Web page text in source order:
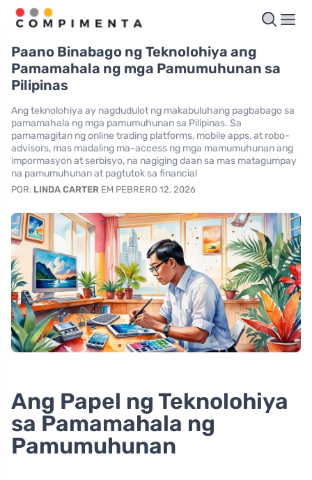
Paano Binabago ng Teknolohiya ang
Pamamahala ng mga Pamumuhunan sa
Pilipinas
Ang teknolohiya ay nagdudulot ng makabuluhang pagbabago sa
pamamahala ng mga pamumuhunan sa Pilipinas. Sa
pamamagitan ng online trading platforms, mobile apps, at robo-
advisors, mas madaling ma-access ng mga mamumuhunan ang
impormasyon at serbisyo, na nagiging daan sa mas matagumpay
na pamumuhunan at pagtutok sa financial
POR: LINDA CARTER EM PEBRERO 12, 2026
Ang Papel ng Teknolohiya
sa Pamamahala ng
Pamumuhunan